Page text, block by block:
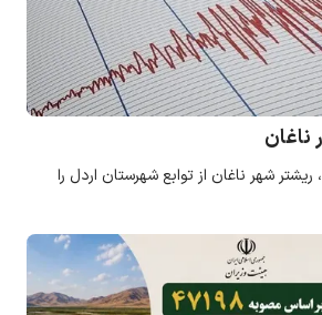
زمین‌لرزه‌ای به بزرگی ۳.۱، ریشتر شهر ناغان از توابع شهرستان اردل را